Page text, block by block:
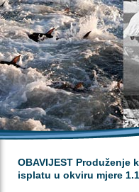
OBAVIJEST Produženje
isplatu u okviru mjere